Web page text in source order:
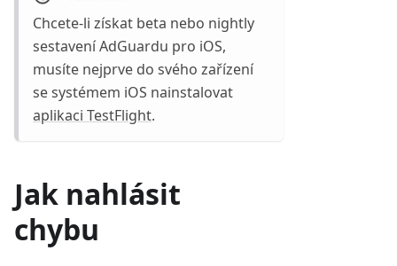
Chcete-li získat beta nebo nightly
sestavení AdGuardu pro iOS,
musíte nejprve do svého zařízení
se systémem iOS nainstalovat
aplikaci TestFlight.
Jak nahlásit
chybu